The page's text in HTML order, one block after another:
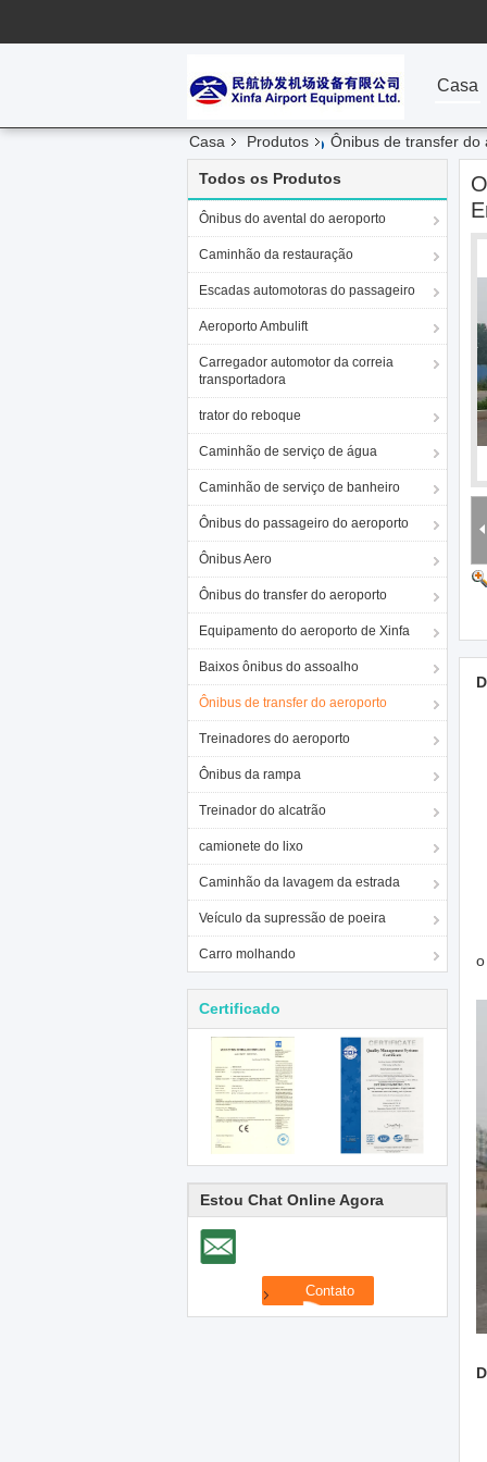
Casa
Casa Produtos Ônibus de transfer do
Todos os Produtos
Ônibus do avental do aeroporto
Caminhão da restauração
Escadas automotoras do passageiro
Aeroporto Ambulift
Carregador automotor da correia
transportadora
trator do reboque
Caminhão de serviço de água
Caminhão de serviço de banheiro
Ônibus do passageiro do aeroporto
Ônibus Aero
Ônibus do transfer do aeroporto
Equipamento do aeroporto de Xinfa
Baixos ônibus do assoalho
Ônibus de transfer do aeroporto
Treinadores do aeroporto
Ônibus da rampa
Treinador do alcatrão
camionete do lixo
Caminhão da lavagem da estrada
Veículo da supressão de poeira
Carro molhando
Certificado
Estou Chat Online Agora